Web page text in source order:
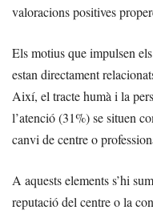
valoracions positives
Els motius que impulsen
estan directament
Així, el tracte humà i la
l’atenció (31%) se situen
canvi de centre o
A aquests elements s’hi
reputació del centre o la